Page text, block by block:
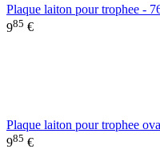
Plaque laiton pour trophee -
985 €
Plaque laiton pour trophee
985 €